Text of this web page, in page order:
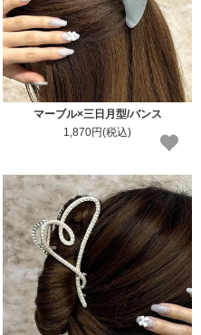
マーブル×三日月型/バンス
1,870円(税込)